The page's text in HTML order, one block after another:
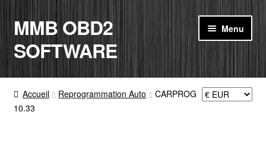
Aller
à
la
Aller
au
contenu
MMB OBD2
SOFTWARE
Menu
ACCUEIL
BOUTIQUE
Accueil Reprogrammation Auto
CARPROG
10.33